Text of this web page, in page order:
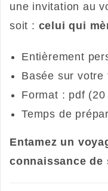
une invitation au
soit : celui qui
Entièrement
Basée sur votre
Format : pdf (20
Temps de
Entamez un
connaissance de